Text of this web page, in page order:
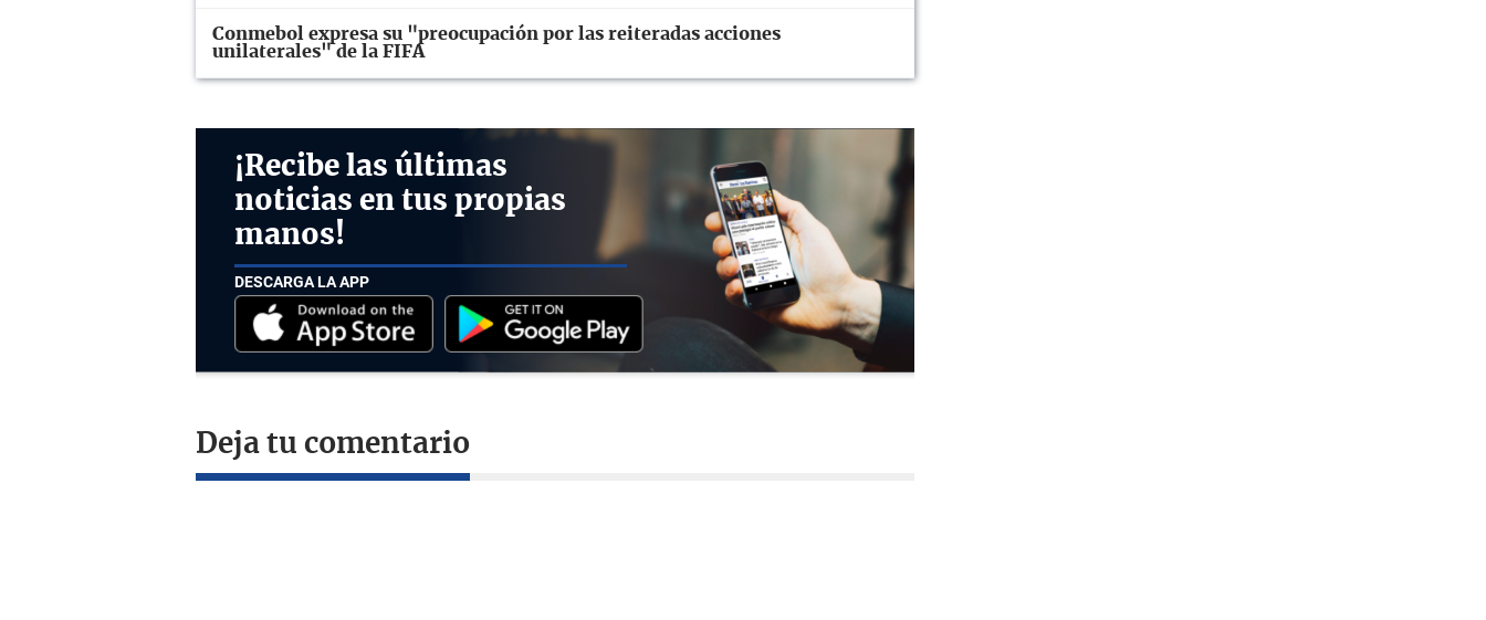
Conmebol expresa su "preocupación por las reiteradas acciones
unilaterales" de la FIFA
¡Recibe las últimas
noticias en tus propias
manos!
DESCARGA LA APP
Deja tu comentario